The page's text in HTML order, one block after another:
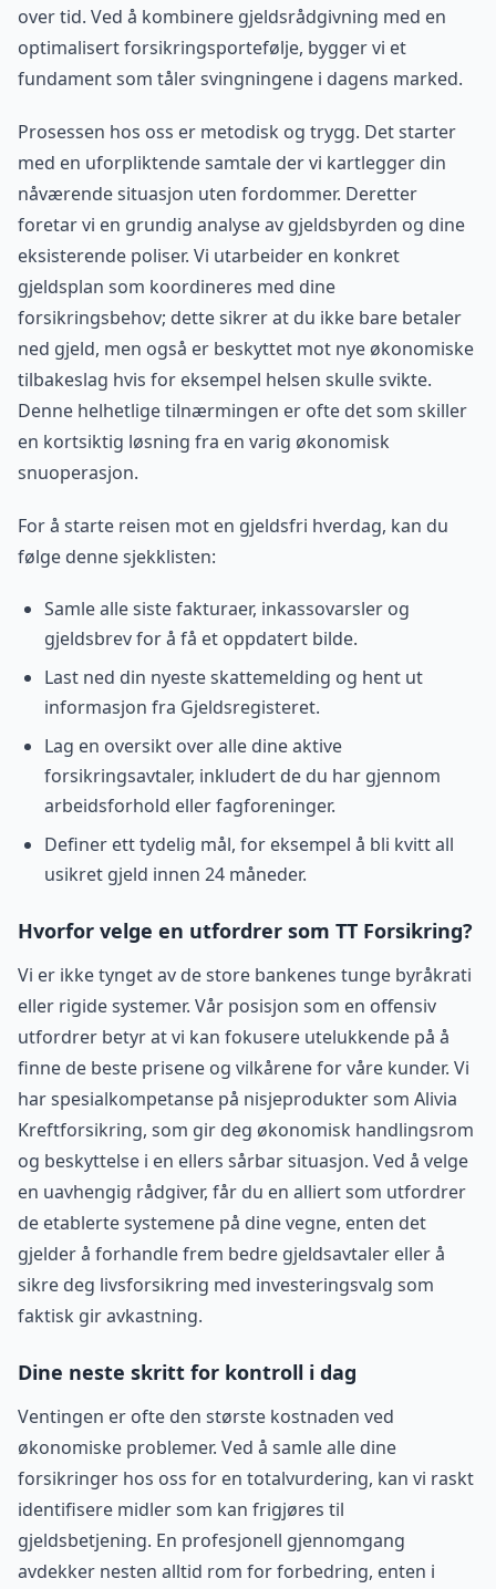
over tid. Ved å kombinere gjeldsrådgivning med en
optimalisert forsikringsportefølje, bygger vi et
fundament som tåler svingningene i dagens marked.
Prosessen hos oss er metodisk og trygg. Det starter
med en uforpliktende samtale der vi kartlegger din
nåværende situasjon uten fordommer. Deretter
foretar vi en grundig analyse av gjeldsbyrden og dine
eksisterende poliser. Vi utarbeider en konkret
gjeldsplan som koordineres med dine
forsikringsbehov; dette sikrer at du ikke bare betaler
ned gjeld, men også er beskyttet mot nye økonomiske
tilbakeslag hvis for eksempel helsen skulle svikte.
Denne helhetlige tilnærmingen er ofte det som skiller
en kortsiktig løsning fra en varig økonomisk
snuoperasjon.
For å starte reisen mot en gjeldsfri hverdag, kan du
følge denne sjekklisten:
Samle alle siste fakturaer, inkassovarsler og
gjeldsbrev for å få et oppdatert bilde.
Last ned din nyeste skattemelding og hent ut
informasjon fra Gjeldsregisteret.
Lag en oversikt over alle dine aktive
forsikringsavtaler, inkludert de du har gjennom
arbeidsforhold eller fagforeninger.
Definer ett tydelig mål, for eksempel å bli kvitt all
usikret gjeld innen 24 måneder.
Hvorfor velge en utfordrer som TT Forsikring?
Vi er ikke tynget av de store bankenes tunge byråkrati
eller rigide systemer. Vår posisjon som en offensiv
utfordrer betyr at vi kan fokusere utelukkende på å
finne de beste prisene og vilkårene for våre kunder. Vi
har spesialkompetanse på nisjeprodukter som Alivia
Kreftforsikring, som gir deg økonomisk handlingsrom
og beskyttelse i en ellers sårbar situasjon. Ved å velge
en uavhengig rådgiver, får du en alliert som utfordrer
de etablerte systemene på dine vegne, enten det
gjelder å forhandle frem bedre gjeldsavtaler eller å
sikre deg livsforsikring med investeringsvalg som
faktisk gir avkastning.
Dine neste skritt for kontroll i dag
Ventingen er ofte den største kostnaden ved
økonomiske problemer. Ved å samle alle dine
forsikringer hos oss for en totalvurdering, kan vi raskt
identifisere midler som kan frigjøres til
gjeldsbetjening. En profesjonell gjennomgang
avdekker nesten alltid rom for forbedring, enten i